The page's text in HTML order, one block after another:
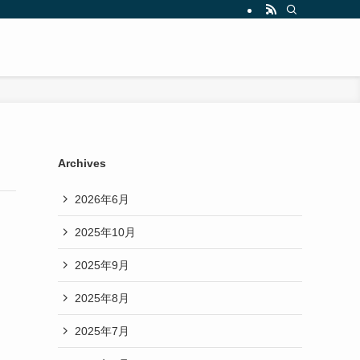
Archives
2026年6月
2025年10月
2025年9月
2025年8月
2025年7月